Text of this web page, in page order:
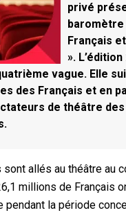
privé
baromètre
Français
».
vague. Elle
des Français et en
de théâtre des
sont allés au théâtre au
millions de Français
pendant la période